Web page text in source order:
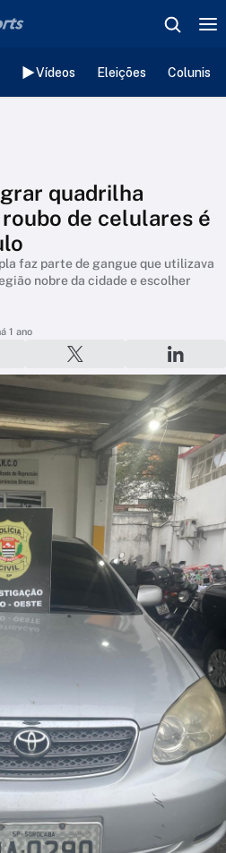
Vídeos Eleições
quadrilha
de celulares é
faz parte de gangue que utilizava
nobre da cidade e escolher
1 ano